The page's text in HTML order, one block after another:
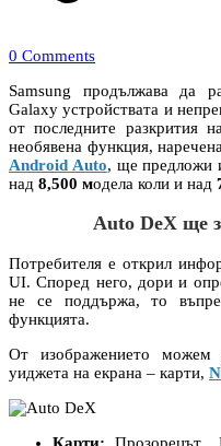
0 Comments
Samsung продължава да
Galaxy устройствата и
от последните разкрития
необявена функция, наречена
Android Auto, ще предложи
над 8,500 модела коли и над
Auto DeX ще
Потребителя е открил
UI. Според него, дори и
не се поддържа, то
функцията.
От изображението можем
уиджета на екрана – карти,
Карти: Прозорецът